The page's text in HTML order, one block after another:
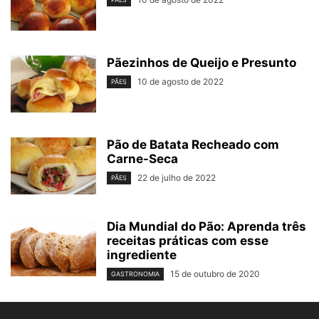
Pãezinhos de Queijo e Presunto
PÃES 10 de agosto de 2022
Pão de Batata Recheado com
Carne-Seca
PÃES 22 de julho de 2022
Dia Mundial do Pão: Aprenda três
receitas práticas com esse
ingrediente
GASTRONOMIA 15 de outubro de 2020